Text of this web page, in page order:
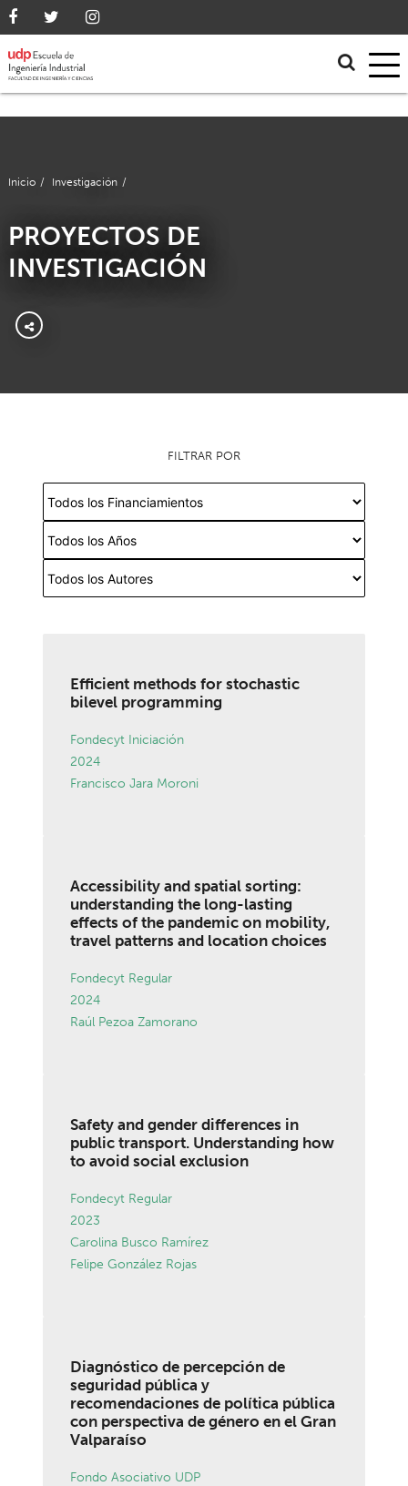
Inicio / Investigación /
PROYECTOS DE
INVESTIGACIÓN
FILTRAR POR
Efficient methods for stochastic
bilevel programming
Fondecyt Iniciación
2024
Francisco Jara Moroni
Accessibility and spatial sorting:
understanding the long-lasting
effects of the pandemic on mobility,
travel patterns and location choices
Fondecyt Regular
2024
Raúl Pezoa Zamorano
Safety and gender differences in
public transport. Understanding how
to avoid social exclusion
Fondecyt Regular
2023
Carolina Busco Ramírez
Felipe González Rojas
Diagnóstico de percepción de
seguridad pública y
recomendaciones de política pública
con perspectiva de género en el Gran
Valparaíso
Fondo Asociativo UDP